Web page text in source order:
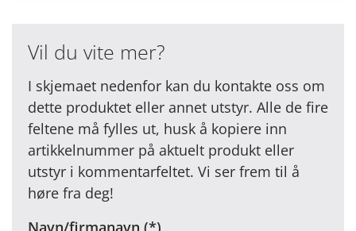
Vil du vite mer?
I skjemaet nedenfor kan du kontakte oss om
dette produktet eller annet utstyr. Alle de fire
feltene må fylles ut, husk å kopiere inn
artikkelnummer på aktuelt produkt eller
utstyr i kommentarfeltet. Vi ser frem til å
høre fra deg!
Navn/firmanavn